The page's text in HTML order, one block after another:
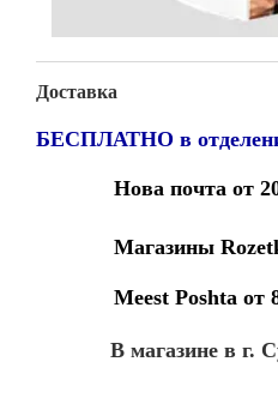
Доставка
БЕСПЛАТНО в
Нова почта от
Магазины
Meest Poshta от
В магазине в г.